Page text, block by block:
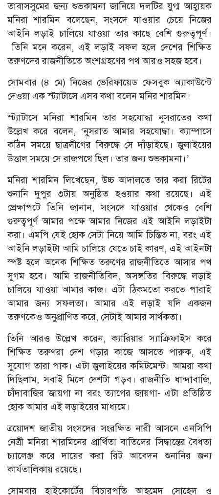
তাবাসসুমের জন্য শুভকামনা জানিয়ে দলটির যুগ্ম আহ্বায়ক
মনিরা শারমিন বলেছেন, সংসদে যাওয়ার চেয়ে নিজের
আইনি লড়াই চালিয়ে যাওয়া তার কাছে বেশি গুরুত্বপূর্ণ।
তিনি মনে করেন, এই লড়াই সফল হলে দেশের শিক্ষিত
তরুণদের রাজনীতিতে অংশগ্রহণের পথ আরও সহজ হবে।
সোমবার (৪ মে) নিজের ভেরিফায়েড ফেসবুক অ্যাকাউন্টে
দেওয়া এক স্ট্যাটাসে এসব কথা বলেন মনির শারমিন।
স্ট্যাটাসে মনিরা শারমিন তার সহযোদ্ধা নুসরাতের কথা
উল্লেখ করে বলেন, ‘নুসরাত আমার সহযোদ্ধা। ক্যাম্পাসে
কঠিন সময়ে ছাত্রলীগের বিরুদ্ধে সে দাঁড়াইছে। জুলাইয়ের
উত্তাল সময়ে সে রাজপথে ছিল। তার জন্য শুভকামনা।’
মনিরা শারমিন লিখেছেন, উচ্চ আদালতে তার করা রিটের
শুনানি দুপুর ৩টায় অনুষ্ঠিত হওয়ার কথা রয়েছে। এই
প্রেক্ষাপটে তিনি জানান, সংসদে যাওয়ার থেকেও বেশি
গুরুত্বপূর্ণ আমার পক্ষে আমার নিজের এই আইনি লড়াইটা
করা। এমপি যেই হোক সেটা নিয়ে আমি চিন্তিত না, বরং এই
আইনি লড়াইটা আমি চালিয়ে যেতে চাই কারণ, এই আইনটা
স্পষ্ট হলে অনেক শিক্ষিত তরুণের রাজনীতিতে আসার পথ
সুগম হবে। আমি রাজনীতিবিদ, অসঙ্গতির বিরুদ্ধে লড়াই
চালিয়ে যাওয়া আমার কাজ। এটা ঠিকমতো করতে পারাই
আমার জন্য সফলতা। আমার এই লড়াই যদি একজন
তরুণকেও অনুপ্রাণিত করে, সেটাই আমার সার্থকতা।
তিনি আরও উল্লেখ করেন, ক্যারিয়ার স্যাক্রিফাইস করে
শিক্ষিত তরুণরা দেশ গড়ার কাজে আসতে পারুক, এই
সুযোগ তারা পাক। এটা জুলাইয়ের কমিটমেন্ট। আমরা কথা
দিছিলাম, সবাই মিলে দেশটা গড়ব। রাজনীতি ধান্দাবাজি,
চাঁদাবাজির জায়গা না বরং ত্যাগের জায়গা- এটা প্রতিষ্ঠিত
হোক আমার এই লড়াইয়ের মাধ্যমে।
ত্রয়োদশ জাতীয় সংসদের সংরক্ষিত নারী আসনে এনসিপি
নেত্রী মনিরা শারমিনের প্রার্থিতা বাতিলের সিদ্ধান্তের বৈধতা
চ্যালেঞ্জ করে দায়ের করা রিট আবেদন শুনানির জন্য
কার্যতালিকায় রয়েছে।
সোমবার হাইকোর্টের বিচারপতি আহমেদ সোহেল ও